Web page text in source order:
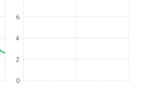
6
4
2
0